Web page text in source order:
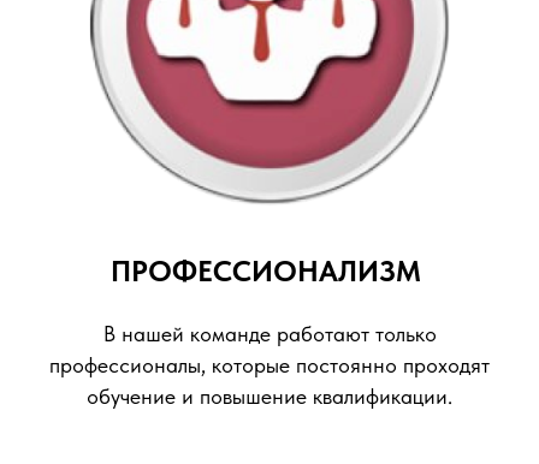
ПРОФЕССИОНАЛИЗМ
В нашей команде работают только
профессионалы, которые постоянно проходят
обучение и повышение квалификации.